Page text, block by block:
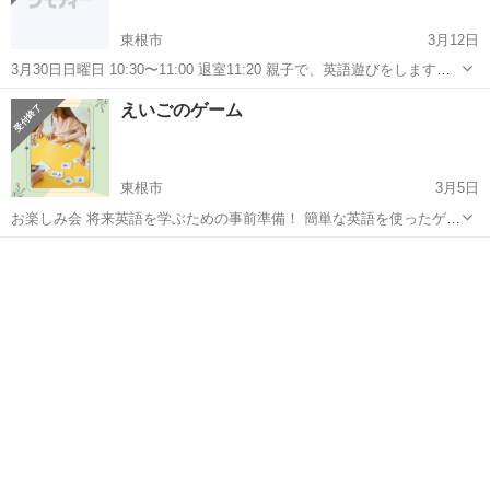
東根市
3月12日
3月30日日曜日 10:30〜11:00 退室11:20 親子で、英語遊びをします。
会費 親子で500円 場所 東根タントクルセンター2階和室 対象 3歳
から年長まで 空きがある時はご...
山形 東根市 えいごであそぼ
えいごのゲーム
東根市
3月5日
お楽しみ会 将来英語を学ぶための事前準備！ 簡単な英語を使ったゲー
ムをします 日時 3月9日日10:00〜10:45 場所 まなびあテラス講座室